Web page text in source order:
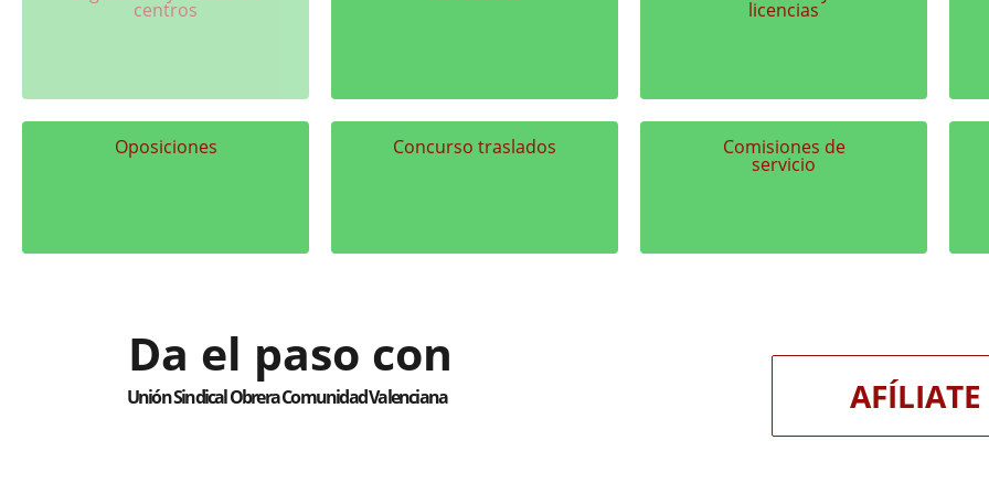
centros
Oposiciones Concurso traslados
licencias
Comisiones de
servicio
Da el paso con
Unión Sindical Obrera Comunidad Valenciana AFÍLIATE